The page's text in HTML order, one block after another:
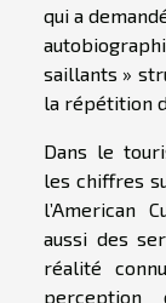
qui a
saillants »
la répétition
Dans le
les chiffres
l’American
aussi des
réalité
perception